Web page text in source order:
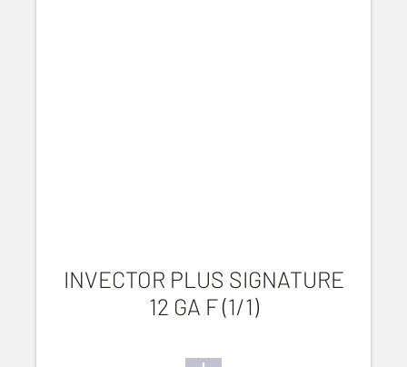
INVECTOR PLUS SIGNATURE
12 GA F (1/1)